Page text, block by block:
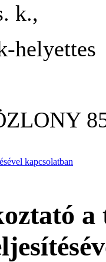
k.,
helyettes
kapcsolatban
a